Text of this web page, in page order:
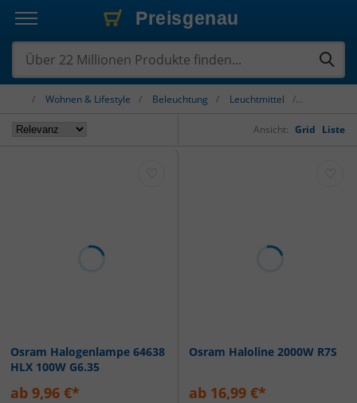
Preisgenau
Preisgenau
Preisgenau
Wohnen & Lifestyle Beleuchtung Leuchtmittel
Halogenlampen Ansicht: Grid Liste
♡
Osram Halogenlampe 64638
HLX 100W G6.35
ab 9,96 €*
♡
Osram Haloline 2000W R7S
ab 16,99 €*